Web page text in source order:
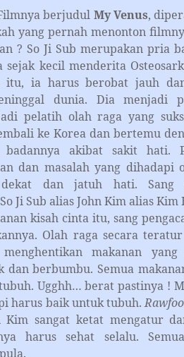
berjudul My Venus,
yang pernah menonton
? So Ji Sub merupakan pria
kecil menderita
itu, ia harus berobat jauh
dunia. Dia menjadi
pelatih olah raga yang
ke Korea dan bertemu
akibat sakit hati.
dan masalah yang dihadapi
dan jatuh hati. Sang
Ji Sub alias John Kim alias Kim
cinta itu, sang
Olah raga secara
makanan yang
dan berbumbu. Semua
Ugghh… berat pastinya !
harus baik untuk tubuh.
Kim sangat ketat mengatur
harus sehat selalu.